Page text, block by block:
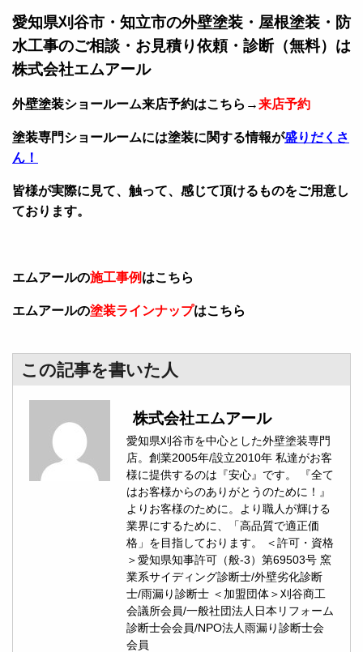
愛知県刈谷市・知立市の外壁塗装・屋根塗装・防
水工事のご相談・お見積り依頼・診断（無料）は
株式会社エムアール
外壁塗装ショールーム来店予約はこちら→来店予約
塗装専門ショールームには塗装に関する情報が盛りだくさ
ん！
皆様が実際に見て、触って、感じて頂けるものをご用意し
ております。
エムアールの施工事例 はこちら
エムアールの塗装ラインナップはこちら
この記事を書いた人
株式会社エムアール
愛知県刈谷市を中心とした外壁塗装専門
店。創業2005年/設立2010年 私達がお客
様に提供するのは『安心』です。 『全て
はお客様からのありがとうのために！』
よりお客様のために。より職人が輝ける
業界にするために、「高品質で適正価
格」を目指しております。 ＜許可・資格
＞愛知県知事許可（般-3）第69503号 窯
業系サイディング診断士/外壁劣化診断
士/雨漏り診断士 ＜加盟団体＞刈谷商工
会議所会員/一般社団法人日本リフォーム
診断士会会員/NPO法人雨漏り診断士会
会員